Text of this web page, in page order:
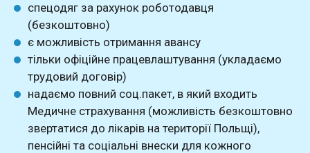
спецодяг за рахунок роботодавця
(безкоштовно)
є можливість отримання авансу
тільки офіційне працевлаштування (укладаємо
трудовий договір)
надаємо повний соц.пакет, в який входить
Медичне страхування (можливість безкоштовно
звертатися до лікарів на території Польщі),
пенсійні та соціальні внески для кожного